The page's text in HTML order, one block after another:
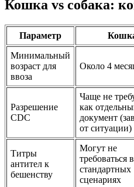
Кошка vs собака:
Параметр
Минимальный
возраст для
ввоза
Около 4
Разрешение
CDC
Чаще не
как
документ
от ситуации)
Титры
антител к
бешенству
Могут не
требоваться в
стандартных
сценариях